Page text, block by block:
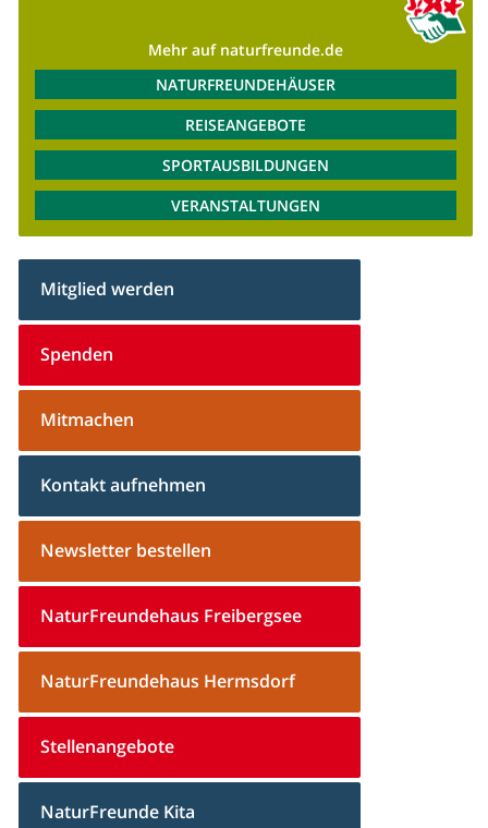
Mehr auf naturfreunde.de
NATURFREUNDEHÄUSER
REISEANGEBOTE
SPORTAUSBILDUNGEN
VERANSTALTUNGEN
Mitglied werden
Spenden
Mitmachen
Kontakt aufnehmen
Newsletter bestellen
NaturFreundehaus Freibergsee
NaturFreundehaus Hermsdorf
Stellenangebote
NaturFreunde Kita